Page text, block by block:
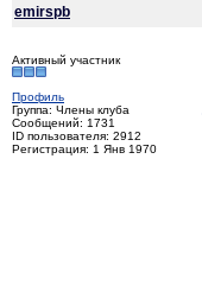
emirspb
Активный участник
Профиль
Группа: Члены клуба
Сообщений: 1731
ID пользователя: 2912
Регистрация: 1 Янв 1970